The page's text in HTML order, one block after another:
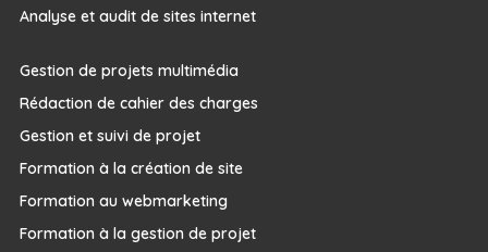
Analyse et audit de sites internet
Gestion de projets multimédia
Rédaction de cahier des charges
Gestion et suivi de projet
Formation à la création de site
Formation au webmarketing
Formation à la gestion de projet